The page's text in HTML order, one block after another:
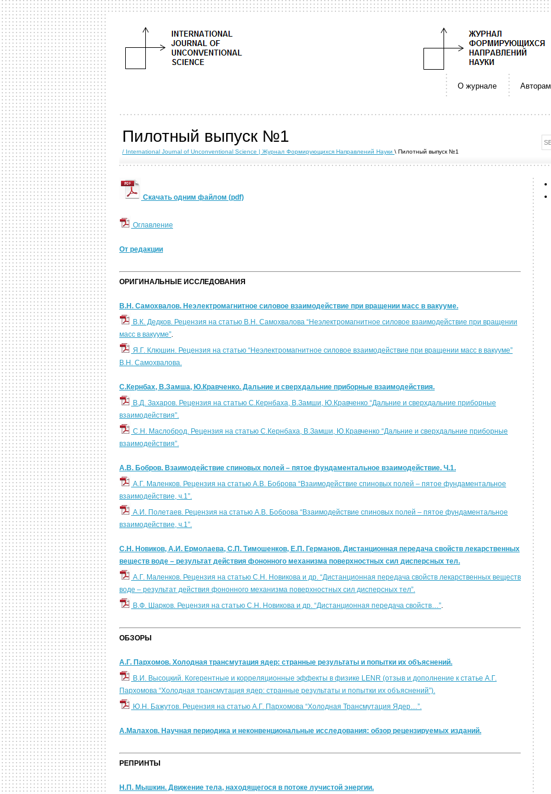
О журнале Авторам
Пилотный выпуск №1
/ International Journal of Unconventional Science | Журнал Формирующихся Направлений Науки \ Пилотный выпуск №1
Скачать одним файлом (pdf)
Оглавление
От редакции
ОРИГИНАЛЬНЫЕ ИССЛЕДОВАНИЯ
В.Н. Самохвалов. Неэлектромагнитное силовое взаимодействие при вращении масс в вакууме.
В.К. Дедков. Рецензия на статью В.Н. Самохвалова “Неэлектромагнитное силовое взаимодействие при вращении
масс в вакууме”.
Я.Г. Клюшин. Рецензия на статью “Неэлектромагнитное силовое взаимодействие при вращении масс в вакууме”
В.Н. Самохвалова.
С.Кернбах, В.Замша, Ю.Кравченко. Дальние и сверхдальние приборные взаимодействия.
В.Д. Захаров. Рецензия на статью С.Кернбаха, В.Замши, Ю.Кравченко “Дальние и сверхдальние приборные
взаимодействия”.
С.Н. Маслоброд. Рецензия на статью С.Кернбаха, В.Замши, Ю.Кравченко “Дальние и сверхдальние приборные
взаимодействия”.
А.В. Бобров. Взаимодействие спиновых полей – пятое фундаментальное взаимодействие. Ч.1.
А.Г. Маленков. Рецензия на статью А.В. Боброва “Взаимодействие спиновых полей – пятое фундаментальное
взаимодействие, ч.1”.
А.И. Полетаев. Рецензия на статью А.В. Боброва “Взаимодействие спиновых полей – пятое фундаментальное
взаимодействие, ч.1”.
С.Н. Новиков, А.И. Ермолаева, С.П. Тимошенков, Е.П. Германов. Дистанционная передача свойств лекарственных
веществ воде – результат действия фононного механизма поверхностных сил дисперсных тел.
А.Г. Маленков. Рецензия на статью С.Н. Новикова и др. “Дистанционная передача свойств лекарственных веществ
воде – результат действия фононного механизма поверхностных сил дисперсных тел”.
В.Ф. Шарков. Рецензия на статью С.Н. Новикова и др. “Дистанционная передача свойств…”.
ОБЗОРЫ
А.Г. Пархомов. Холодная трансмутация ядер: странные результаты и попытки их объяснений.
В.И. Высоцкий. Когерентные и корреляционные эффекты в физике LENR (отзыв и дополнение к статье А.Г.
Пархомова “Холодная трансмутация ядер: странные результаты и попытки их объяснений”).
Ю.Н. Бажутов. Рецензия на статью А.Г. Пархомова “Холодная Трансмутация Ядер…”.
А.Малахов. Научная периодика и неконвенциональные исследования: обзор рецензируемых изданий.
РЕПРИНТЫ
Н.П. Мышкин. Движение тела, находящегося в потоке лучистой энергии.